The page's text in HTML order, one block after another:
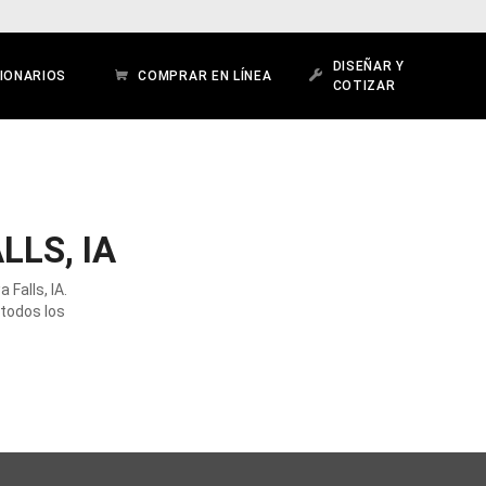
COMPRAR EN LÍNEA
DISEÑAR Y
COTIZAR
IA
Falls, IA.
los